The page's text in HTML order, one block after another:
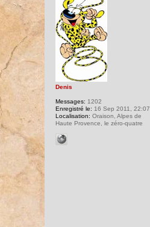
Denis
Messages: 1202
Enregistré le: 16 Sep 2011, 22:07
Localisation: Oraison, Alpes de
Haute Provence, le zéro-quatre